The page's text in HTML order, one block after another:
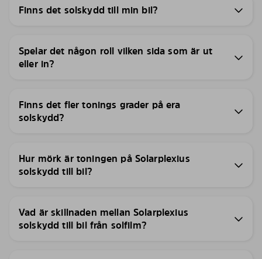
Finns det solskydd till min bil?
Spelar det någon roll vilken sida som är ut
eller in?
Finns det fler tonings grader på era
solskydd?
Hur mörk är toningen på Solarplexius
solskydd till bil?
Vad är skillnaden mellan Solarplexius
solskydd till bil från solfilm?